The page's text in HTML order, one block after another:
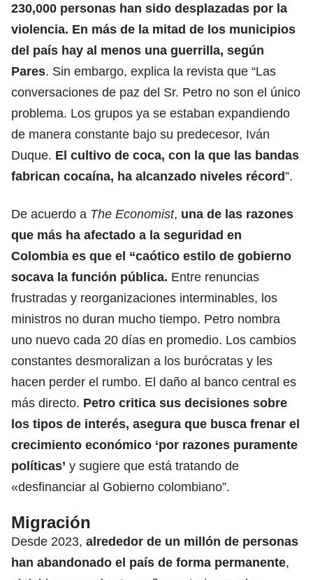
230,000 personas han sido desplazadas por la
violencia. En más de la mitad de los municipios
del país hay al menos una guerrilla, según
Pares. Sin embargo, explica la revista que “Las
conversaciones de paz del Sr. Petro no son el único
problema. Los grupos ya se estaban expandiendo
de manera constante bajo su predecesor, Iván
Duque. El cultivo de coca, con la que las bandas
fabrican cocaína, ha alcanzado niveles récord”.
De acuerdo a The Economist, una de las razones
que más ha afectado a la seguridad en
Colombia es que el “caótico estilo de gobierno
socava la función pública. Entre renuncias
frustradas y reorganizaciones interminables, los
ministros no duran mucho tiempo. Petro nombra
uno nuevo cada 20 días en promedio. Los cambios
constantes desmoralizan a los burócratas y les
hacen perder el rumbo. El daño al banco central es
más directo. Petro critica sus decisiones sobre
los tipos de interés, asegura que busca frenar el
crecimiento económico ‘por razones puramente
políticas’ y sugiere que está tratando de
«desfinanciar al Gobierno colombiano”.
Migración
Desde 2023, alrededor de un millón de personas
han abandonado el país de forma permanente,